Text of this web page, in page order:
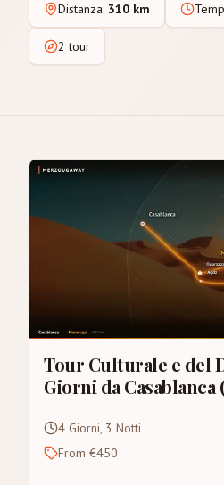
Distanza: 310 km
2 tour
Tour Culturale e del
Giorni da Casablanca
4 Giorni, 3 Notti
From €450